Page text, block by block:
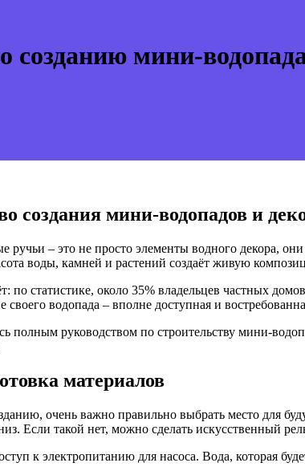
созданию мини-
создания мини-водопадов и
ручьи – это не просто элементы водного декора,
воды, камней и растений создаёт живую
по статистике, около 35% владельцев частных
своего водопада – вполне доступная и
полным руководством по строительству мини-
материалов
очень важно правильно выбрать место для
Если такой нет, можно сделать искусственный
к электропитанию для насоса. Вода, которая